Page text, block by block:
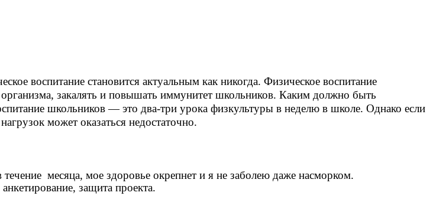
воспитание становится актуальным как никогда. Физическое воспитание
закалять и повышать иммунитет школьников. Каким должно быть
школьников — это два-три урока физкультуры в неделю в школе. Однако если
может оказаться недостаточно.
месяца, мое здоровье окрепнет и я не заболею даже насморком.
защита проекта.